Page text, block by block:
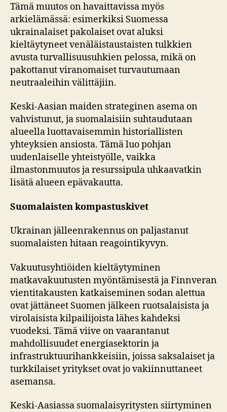
Tämä muutos on havaittavissa myös
arkielämässä: esimerkiksi Suomessa
ukrainalaiset pakolaiset ovat aluksi
kieltäytyneet venäläistaustaisten tulkkien
avusta turvallisuusuhkien pelossa, mikä on
pakottanut viranomaiset turvautumaan
neutraaleihin välittäjiin.
Keski-Aasian maiden strateginen asema on
vahvistunut, ja suomalaisiin suhtaudutaan
alueella luottavaisemmin historiallisten
yhteyksien ansiosta. Tämä luo pohjan
uudenlaiselle yhteistyölle, vaikka
ilmastonmuutos ja resurssipula uhkaavatkin
lisätä alueen epävakautta.
Suomalaisten kompastuskivet
Ukrainan jälleenrakennus on paljastanut
suomalaisten hitaan reagointikyvyn.
Vakuutusyhtiöiden kieltäytyminen
matkavakuutusten myöntämisestä ja Finnveran
vientitakausten katkaiseminen sodan alettua
ovat jättäneet Suomen jälkeen ruotsalaisista ja
virolaisista kilpailijoista lähes kahdeksi
vuodeksi. Tämä viive on vaarantanut
mahdollisuudet energiasektorin ja
infrastruktuurihankkeisiin, joissa saksalaiset ja
turkkilaiset yritykset ovat jo vakiinnuttaneet
asemansa.
Keski-Aasiassa suomalaisyritysten siirtyminen